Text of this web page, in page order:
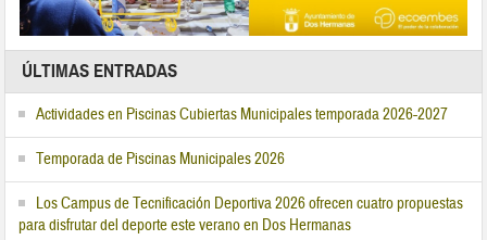
ÚLTIMAS ENTRADAS
Actividades en Piscinas Cubiertas Municipales temporada 2026-2027
Temporada de Piscinas Municipales 2026
Los Campus de Tecnificación Deportiva 2026 ofrecen cuatro propuestas
para disfrutar del deporte este verano en Dos Hermanas